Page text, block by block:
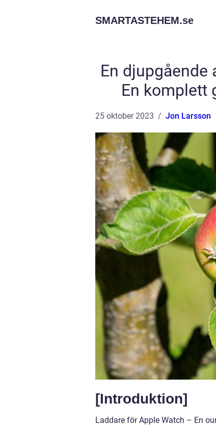
SMARTASTEHEM.se
En djupgående
En komplett
25 oktober 2023 Jon Larsson
[Introduktion]
Laddare för Apple Watch – En